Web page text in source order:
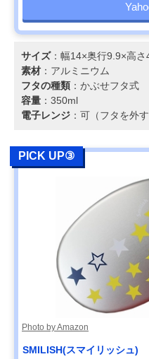
サイズ：幅14×奥行9.9×高さ
素材 ：アルミニウム
フタの種類 ：かぶせフタ式
容量 ：350ml
電子レンジ ：可（フタを外す
PICK UP③
Photo by Amazon
SMILISH(スマイリッシュ)